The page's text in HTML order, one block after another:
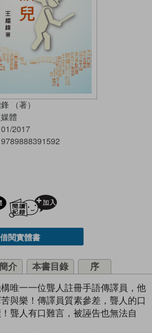
（著）
體
01/2017
9789888391592
試閲
借閱實體書
介 本書目錄 序
唯一一位聾人註冊手語傳譯員，他
與樂！傳譯員質素參差，聾人的口
聾人有口難言，被誣告也無法自